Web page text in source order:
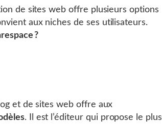
de sites web offre plusieurs options
aux niches de ses utilisateurs.
?
et de sites web offre aux
. Il est l’éditeur qui propose le plus